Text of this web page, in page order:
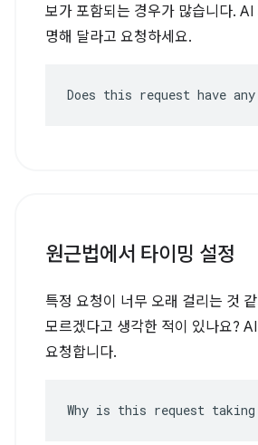
보가 포함되는 경우가 많습니다. AI
명해 달라고 요청하세요.
Does this request have any
원근법에서 타이밍 설정
특정 요청이 너무 오래 걸리는 것
모르겠다고 생각한 적이 있나요?
요청합니다.
Why is this request